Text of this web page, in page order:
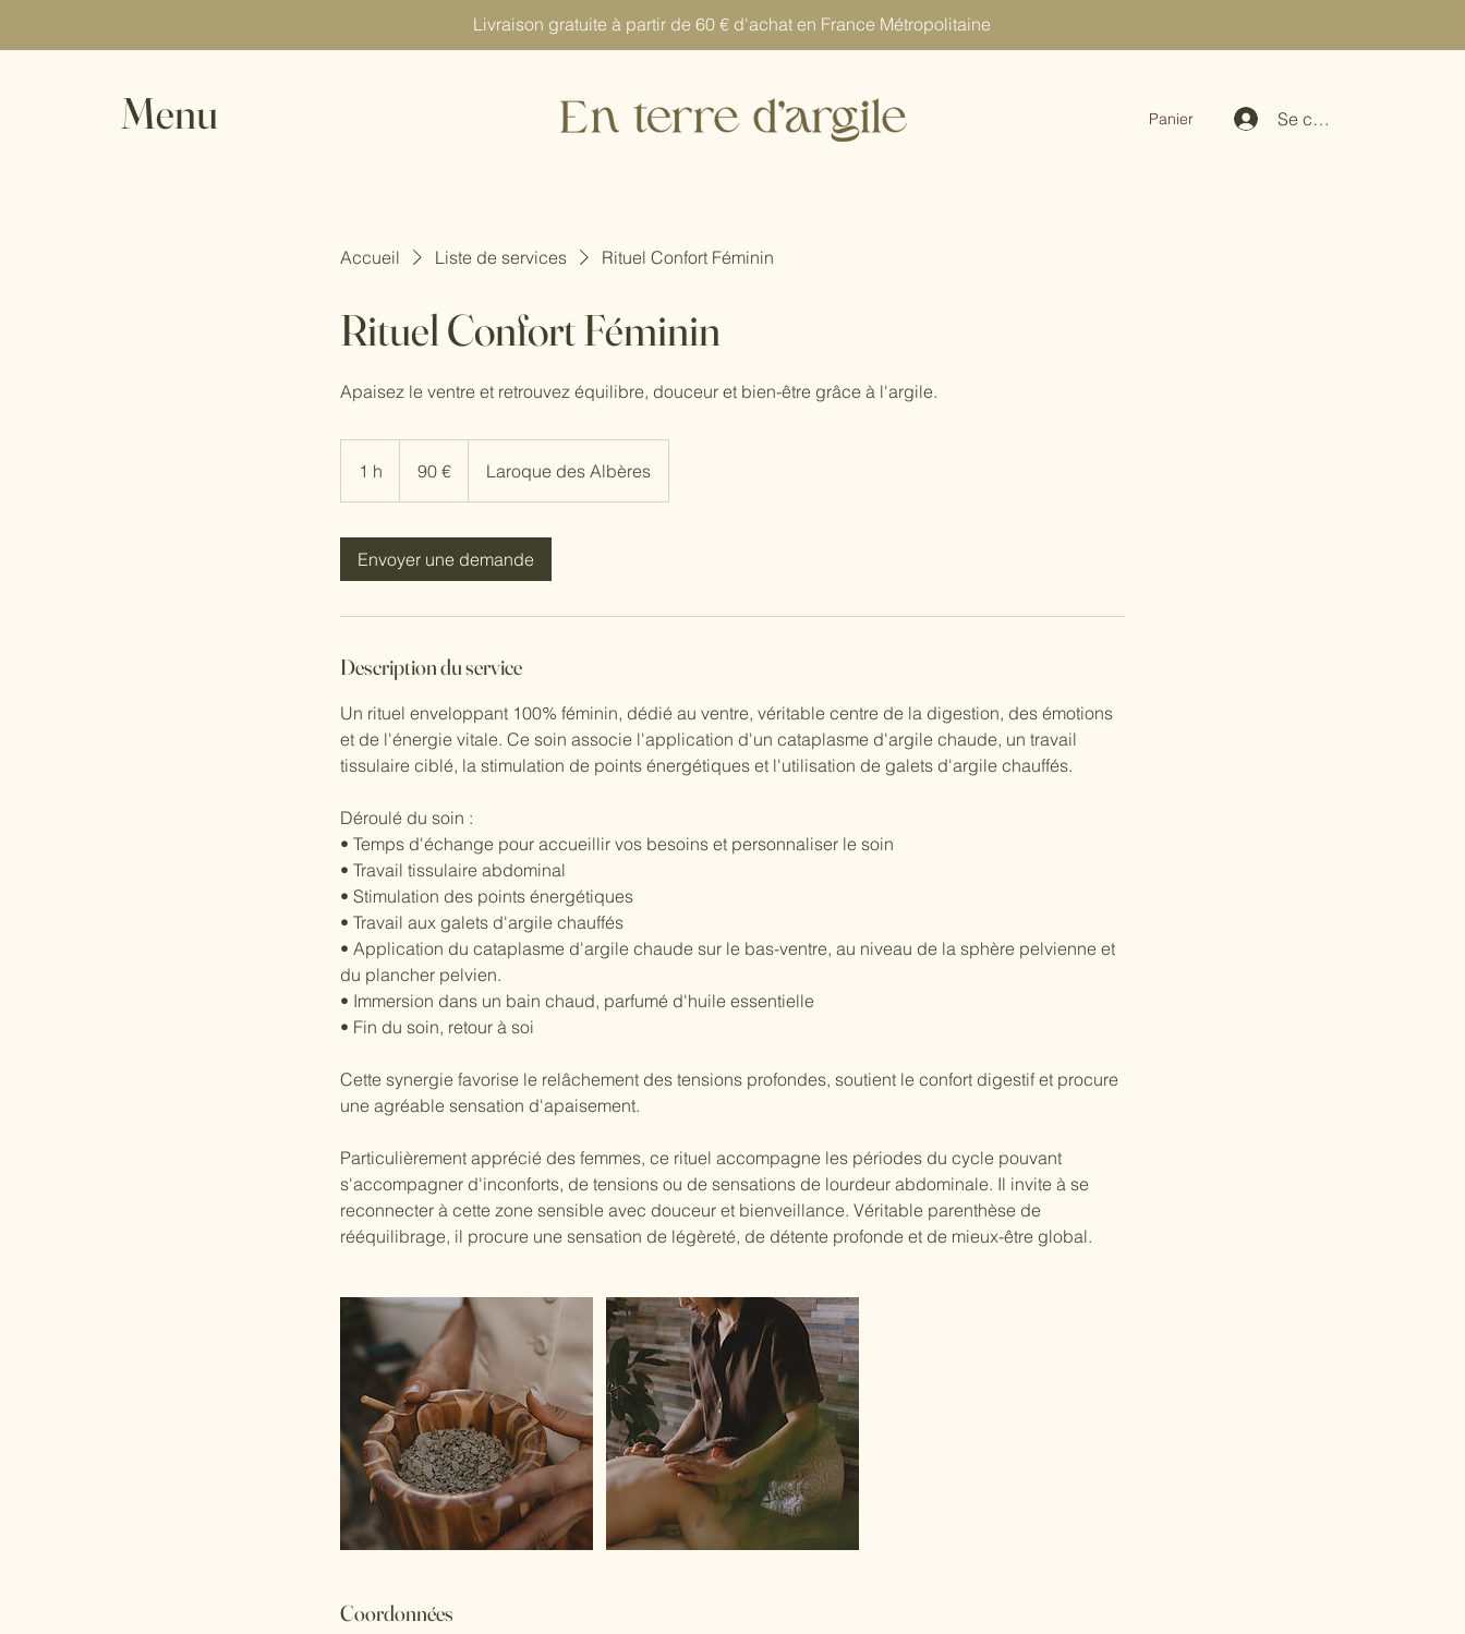
Livraison gratuite à partir de 60 € d'achat en France Métropolitaine
Menu Panier Se connecter
Accueil Liste de services Rituel Confort Féminin
Rituel Confort Féminin
Apaisez le ventre et retrouvez équilibre, douceur et bien-être grâce à l'argile.
1 h 90 € Laroque des Albères
Envoyer une demande
Description du service
Un rituel enveloppant 100% féminin, dédié au ventre, véritable centre de la digestion, des émotions
et de l'énergie vitale. Ce soin associe l'application d'un cataplasme d'argile chaude, un travail
tissulaire ciblé, la stimulation de points énergétiques et l'utilisation de galets d'argile chauffés.
Déroulé du soin :
• Temps d'échange pour accueillir vos besoins et personnaliser le soin
• Travail tissulaire abdominal
• Stimulation des points énergétiques
• Travail aux galets d'argile chauffés
• Application du cataplasme d'argile chaude sur le bas-ventre, au niveau de la sphère pelvienne et
du plancher pelvien.
• Immersion dans un bain chaud, parfumé d'huile essentielle
• Fin du soin, retour à soi
Cette synergie favorise le relâchement des tensions profondes, soutient le confort digestif et procure
une agréable sensation d'apaisement.
Particulièrement apprécié des femmes, ce rituel accompagne les périodes du cycle pouvant
s'accompagner d'inconforts, de tensions ou de sensations de lourdeur abdominale. Il invite à se
reconnecter à cette zone sensible avec douceur et bienveillance. Véritable parenthèse de
rééquilibrage, il procure une sensation de légèreté, de détente profonde et de mieux-être global.
Coordonnées